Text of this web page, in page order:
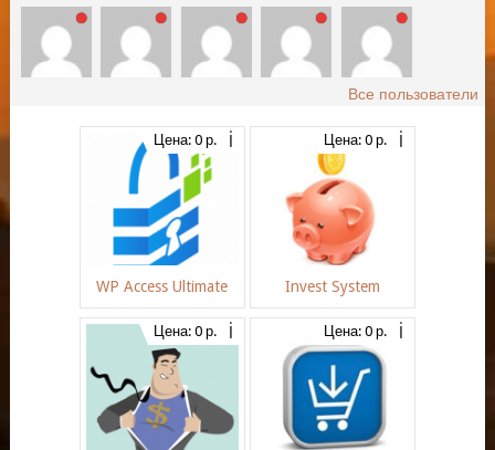
Все пользователи
Цена: 0 р.
WP Access Ultimate
Цена: 0 р.
Invest System
Цена: 0 р. Цена: 0 р.